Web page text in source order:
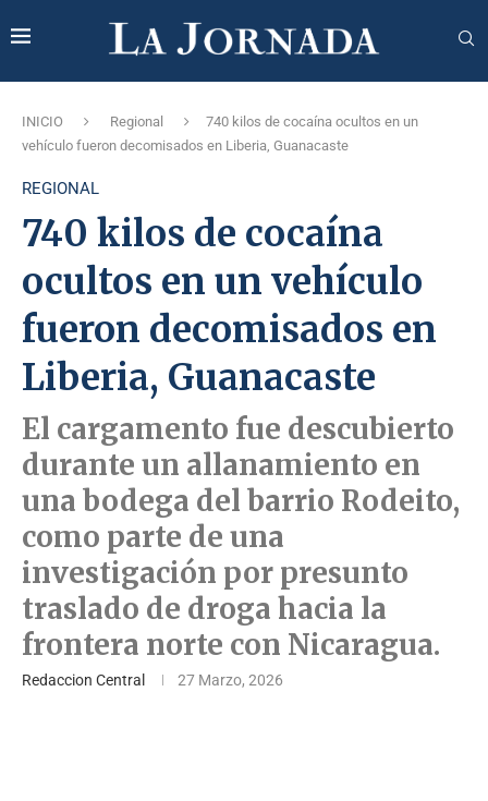
INICIO Regional
740 kilos de cocaína ocultos en un
vehículo fueron decomisados en Liberia, Guanacaste
REGIONAL
740 kilos de cocaína
ocultos en un vehículo
fueron decomisados en
Liberia, Guanacaste
El cargamento fue descubierto
durante un allanamiento en
una bodega del barrio Rodeito,
como parte de una
investigación por presunto
traslado de droga hacia la
frontera norte con Nicaragua.
Redaccion Central 27 Marzo, 2026